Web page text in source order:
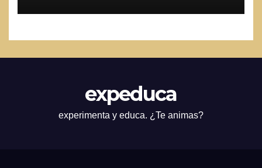
expeduca
experimenta y educa. ¿Te animas?